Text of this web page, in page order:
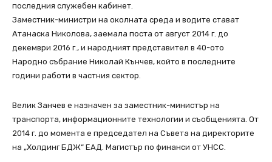
последния служебен кабинет.
Заместник-министри на околната среда и водите стават
Атанаска Николова, заемала поста от август 2014 г. до
декември 2016 г., и народният представител в 40-ото
Народно събрание Николай Кънчев, който в последните
години работи в частния сектор.
Велик Занчев е назначен за заместник-министър на
транспорта, информационните технологии и съобщенията. От
2014 г. до момента е председател на Съвета на директорите
на „Холдинг БДЖ“ ЕАД. Магистър по финанси от УНСС.